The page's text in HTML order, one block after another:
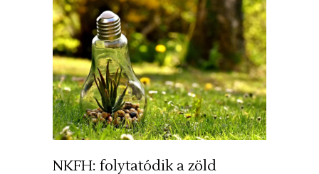
NKFH: folytatódik a zöld